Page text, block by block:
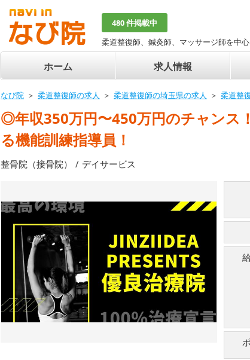
480 件掲載中
柔道整復師、鍼灸師、マッサージ師を中
ホーム 求人情報
なび院 柔道整復師の求人 柔道整復師の埼玉県の求人 柔道整
◎年収350万円〜450万円のチャンス
る機能訓練指導員！
整骨院（接骨院） デイサービス